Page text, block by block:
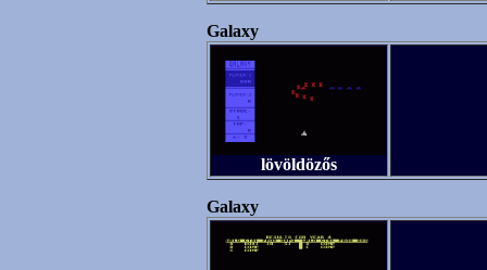
Galaxy
lövöldözős
Galaxy